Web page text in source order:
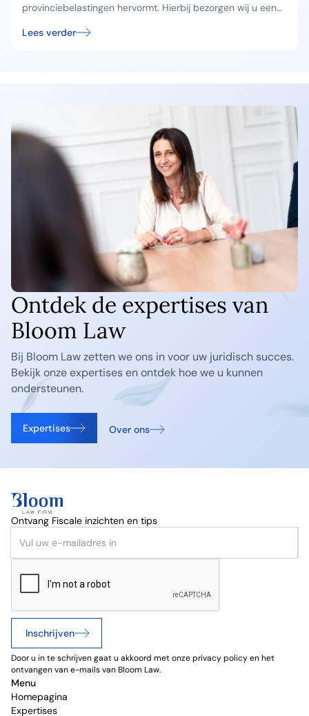
provinciebelastingen hervormt. Hierbij bezorgen wij u een
Lees verder
Ontdek de expertises van
Bloom Law
Bij Bloom Law zetten we ons in voor uw juridisch succes.
Bekijk onze expertises en ontdek hoe we u kunnen
ondersteunen.
Expertises Over ons
Ontvang Fiscale inzichten en tips
Inschrijven
Door u in te schrijven gaat u akkoord met onze privacy policy en het
ontvangen van e-mails van Bloom Law.
Menu
Homepagina
Expertises